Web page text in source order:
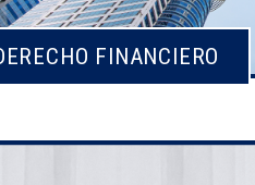
FINANCIERO